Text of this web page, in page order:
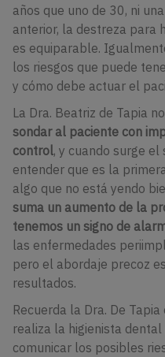
años que uno de 30, ni
anterior, la destreza para
es equiparable.
los riesgos que puede
y cómo debe actuar el
La Dra. Beatriz de Tapia
sondar al paciente con
control, y cuando surge
entender que es la
algo que no está yendo
suma un aumento de la
tenemos un signo de
las enfermedades
pero el abordaje precoz
resultados.
Recuerda la Dra. De
realiza la higienista
comunicar los posibles